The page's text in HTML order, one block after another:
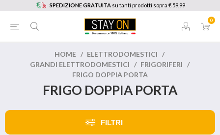
SPEDIZIONE GRATUITA su tanti prodotti sopra € 59,99
0
HOME / ELETTRODOMESTICI /
GRANDI ELETTRODOMESTICI / FRIGORIFERI /
FRIGO DOPPIA PORTA
FRIGO DOPPIA PORTA
FILTRI